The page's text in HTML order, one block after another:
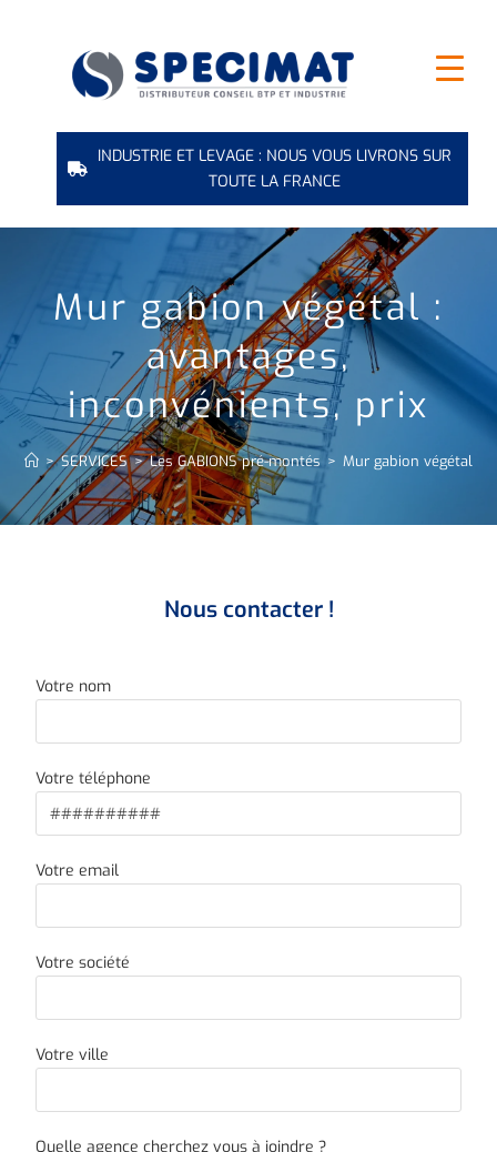
INDUSTRIE ET LEVAGE : NOUS VOUS LIVRONS SUR
TOUTE LA FRANCE
Mur gabion végétal :
avantages,
inconvénients, prix
> SERVICES > Les GABIONS pré-montés > Mur gabion végétal :
Nous contacter !
Votre nom
Votre téléphone
Votre email
Votre société
Votre ville
Quelle agence cherchez vous à joindre ?